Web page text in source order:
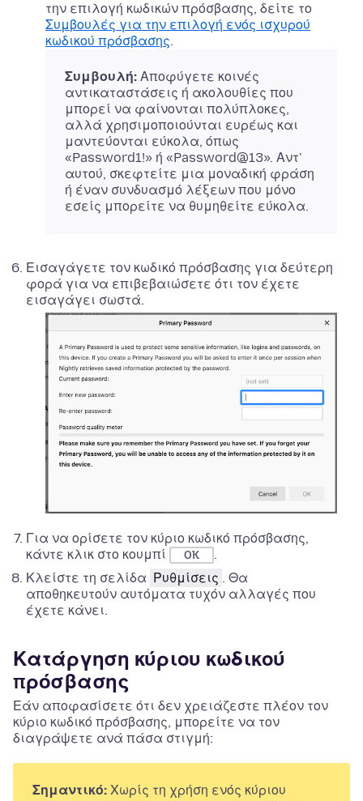
την επιλογή κωδικών πρόσβασης, δείτε το
Συμβουλές για την επιλογή ενός ισχυρού
κωδικού πρόσβασης.
Συμβουλή: Αποφύγετε κοινές
αντικαταστάσεις ή ακολουθίες που
μπορεί να φαίνονται πολύπλοκες,
αλλά χρησιμοποιούνται ευρέως και
μαντεύονται εύκολα, όπως
«Password1!» ή «Password@13». Αντ'
αυτού, σκεφτείτε μια μοναδική φράση
ή έναν συνδυασμό λέξεων που μόνο
εσείς μπορείτε να θυμηθείτε εύκολα.
Εισαγάγετε τον κωδικό πρόσβασης για δεύτερη
φορά για να επιβεβαιώσετε ότι τον έχετε
εισαγάγει σωστά.
Για να ορίσετε τον κύριο κωδικό πρόσβασης,
κάντε κλικ στο κουμπί
OK
.
Κλείστε τη σελίδα Ρυθμίσεις . Θα
αποθηκευτούν αυτόματα τυχόν αλλαγές που
έχετε κάνει.
Κατάργηση κύριου κωδικού
πρόσβασης
Εάν αποφασίσετε ότι δεν χρειάζεστε πλέον τον
κύριο κωδικό πρόσβασης, μπορείτε να τον
διαγράψετε ανά πάσα στιγμή:
Σημαντικό: Χωρίς τη χρήση ενός κύριου